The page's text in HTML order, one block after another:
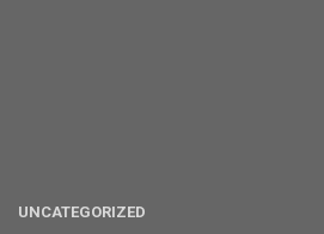
UNCATEGORIZED